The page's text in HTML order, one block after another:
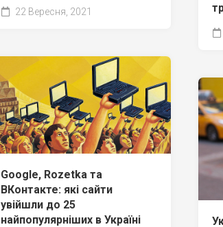
22 Вересня, 2021
Google, Rozetka та
ВКонтакте: які сайти
увійшли до 25
найпопулярніших в Україні